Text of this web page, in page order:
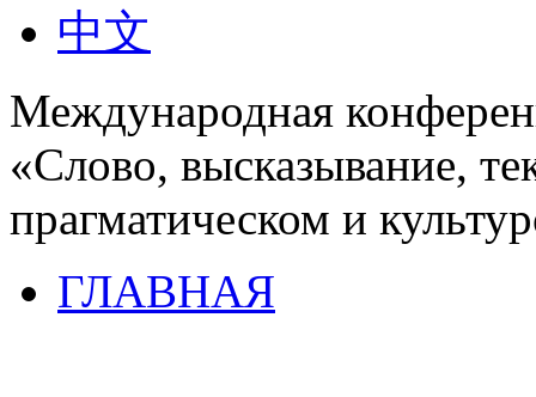
中文
Международная
«Слово, высказывание,
прагматическом и
ГЛАВНАЯ